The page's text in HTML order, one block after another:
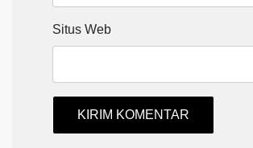
Situs Web